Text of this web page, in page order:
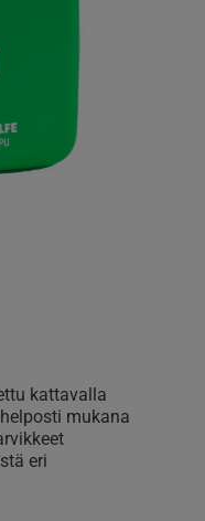
kattavalla
mukana
eri